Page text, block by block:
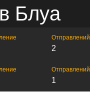
Блуа
Отправлений
2
Отправлений
1